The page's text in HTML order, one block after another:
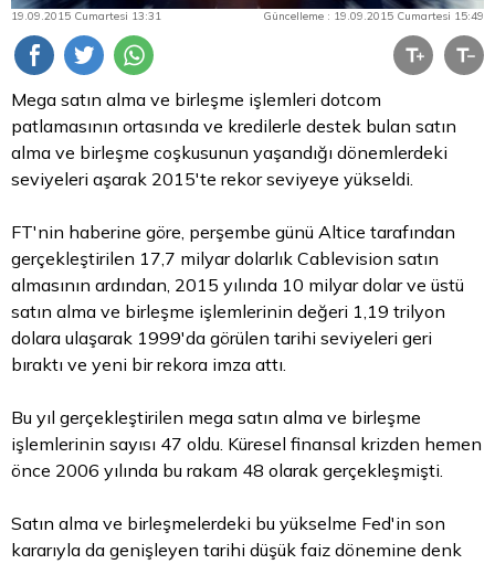
19.09.2015 Cumartesi 13:31 Güncelleme : 19.09.2015 Cumartesi 15:49
Mega satın alma ve birleşme işlemleri dotcom
patlamasının ortasında ve kredilerle destek bulan satın
alma ve birleşme coşkusunun yaşandığı dönemlerdeki
seviyeleri aşarak 2015'te rekor seviyeye yükseldi.
FT'nin haberine göre, perşembe günü Altice tarafından
gerçekleştirilen 17,7 milyar dolarlık Cablevision satın
almasının ardından, 2015 yılında 10 milyardolarve üstü
satın alma ve birleşme işlemlerinin değeri 1,19 trilyon
dolara ulaşarak 1999'da görülen tarihi seviyeleri geri
bıraktı ve yeni bir rekora imza attı.
Bu yıl gerçekleştirilen mega satın alma ve birleşme
işlemlerinin sayısı 47 oldu. Küresel finansal krizden hemen
önce 2006 yılında bu rakam 48 olarak gerçekleşmişti.
Satın alma ve birleşmelerdeki bu yükselme Fed'in son
kararıyla da genişleyen tarihi düşük faiz dönemine denk